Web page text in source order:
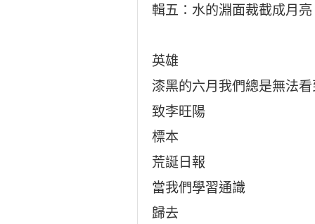
輯五：水的淵面裁截成月亮
英雄
漆黑的六月我們總是無法
致李旺陽
標本
荒誕日報
當我們學習通識
歸去